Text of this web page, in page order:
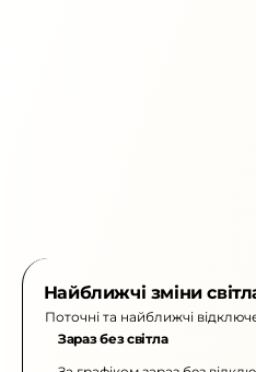
Найближчі зміни
Поточні та найближчі
Зараз без світла